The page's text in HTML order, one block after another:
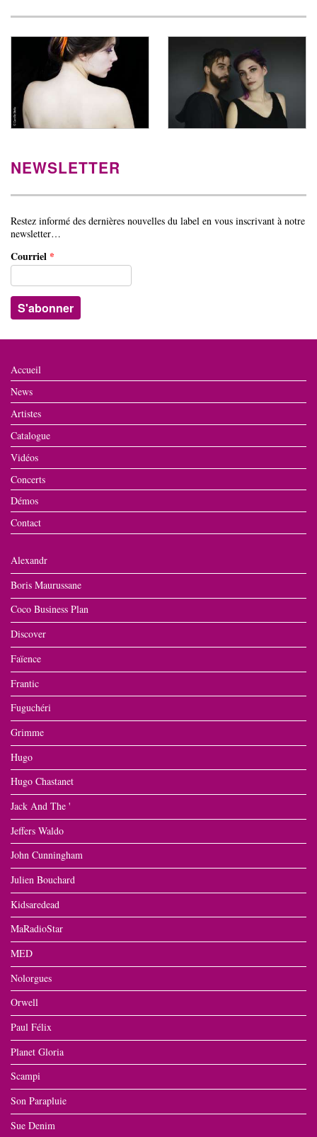
NEWSLETTER
Restez informé des dernières nouvelles du label en vous inscrivant à notre
newsletter…
Courriel *
Accueil
News
Artistes
Catalogue
Vidéos
Concerts
Démos
Contact
Alexandr
Boris Maurussane
Coco Business Plan
Discover
Faïence
Frantic
Fuguchéri
Grimme
Hugo
Hugo Chastanet
Jack And The '
Jeffers Waldo
John Cunningham
Julien Bouchard
Kidsaredead
MaRadioStar
MED
Nolorgues
Orwell
Paul Félix
Planet Gloria
Scampi
Son Parapluie
Sue Denim